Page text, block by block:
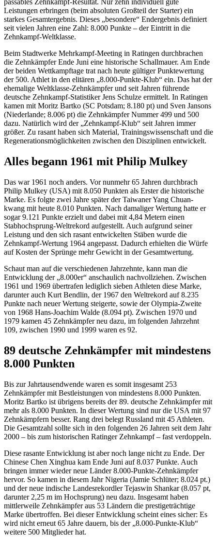
passables Zehnkampf-Resultat. Nur zehn individuell gute
Leistungen erbringen (beim absoluten Großteil der Starter) ein
starkes Gesamtergebnis. Dieses „besondere“ Endergebnis definiert
seit vielen Jahren eine Zahl: 8.000 Punkte – der Eintritt in die
Zehnkampf-Weltklasse.
Beim Stadtwerke Mehrkampf-Meeting in Ratingen durchbrachen
die Zehnkämpfer Ende Juni eine historische Schallmauer. Am Ende
der beiden Wettkampftage trat nach heute gültiger Punktewertung
der 500. Athlet in den elitären „8.000-Punkte-Klub“ ein. Das hat der
ehemalige Weltklasse-Zehnkämpfer und seit Jahren führende
deutsche Zehnkampf-Statistiker Jens Schulze ermittelt. In Ratingen
kamen mit Moritz Bartko (SC Potsdam; 8.180 pt) und Sven Jansons
(Niederlande; 8.006 pt) die Zehnkämpfer Nummer 499 und 500
dazu. Natürlich wird der „Zehnkampf-Klub“ seit Jahren immer
größer. Zu rasant haben sich Material, Trainingswissenschaft und die
Regenerationsmöglichkeiten zwischen den Disziplinen entwickelt.
Alles begann 1961 mit Philip Mulkey
Das war 1961 noch anders. Vor nunmehr 65 Jahren durchbrach
Philip Mulkey (USA) mit 8.050 Punkten als Erster die historische
Marke. Es folgte zwei Jahre später der Taiwaner Yang Chuan-
kwang mit heute 8.010 Punkten. Nach damaliger Wertung hatte er
sogar 9.121 Punkte erzielt und dabei mit 4,84 Metern einen
Stabhochsprung-Weltrekord aufgestellt. Auch aufgrund seiner
Leistung und den sich rasant entwickelten Stäben wurde die
Zehnkampf-Wertung 1964 angepasst. Dadurch erhielten die Würfe
auf Kosten der Sprünge mehr Gewicht in der Gesamtwertung.
Schaut man auf die verschiedenen Jahrzehnte, kann man die
Entwicklung der „8.000er“ anschaulich nachvollziehen. Zwischen
1961 und 1969 übertrafen lediglich sieben Athleten diese Marke,
darunter auch Kurt Bendlin, der 1967 den Weltrekord auf 8.235
Punkte nach neuer Wertung steigerte, sowie der Olympia-Zweite
von 1968 Hans-Joachim Walde (8.094 pt). Zwischen 1970 und
1979 kamen 45 Zehnkämpfer neu dazu, im folgenden Jahrzehnt
109, zwischen 1990 und 1999 waren es 92.
89 deutsche Zehnkämpfer mit mindestens
8.000 Punkten
Bis zur Jahrtausendwende waren es somit insgesamt 253
Zehnkämpfer mit Bestleistungen von mindestens 8.000 Punkten.
Moritz Bartko ist übrigens bereits der 89. deutsche Zehnkämpfer mit
mehr als 8.000 Punkten. In dieser Wertung sind nur die USA mit 97
Zehnkämpfern besser. Rang drei belegt Russland mit 45 Athleten.
Die Gesamtzahl sollte sich in den folgenden 26 Jahren seit dem Jahr
2000 – bis zum historischen Ratinger Zehnkampf – fast verdoppeln.
Diese rasante Entwicklung ist aber noch lange nicht zu Ende. Der
Chinese Chen Xinghua kam Ende Juni auf 8.037 Punkte. Auch
bringen immer wieder neue Länder 8.000-Punkte-Zehnkämpfer
hervor. So kamen in diesem Jahr Nigeria (Jamie Schlüter; 8.024 pt.)
und der neue indische Landesrekordler Tejaswin Shankar (8.057 pt,
darunter 2,25 m im Hochsprung) neu dazu. Insgesamt haben
mittlerweile Zehnkämpfer aus 53 Ländern die prestigeträchtige
Marke übertroffen. Bei dieser Entwicklung scheint eines sicher: Es
wird nicht erneut 65 Jahre dauern, bis der „8.000-Punkte-Klub“
weitere 500 Mitglieder hat.